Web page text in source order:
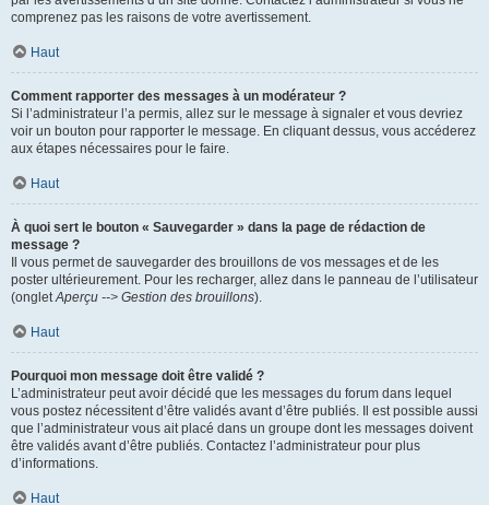
comprenez pas les raisons de votre avertissement.
Haut
Comment rapporter des messages à un modérateur ?
Si l’administrateur l’a permis, allez sur le message à signaler et vous devriez
voir un bouton pour rapporter le message. En cliquant dessus, vous accéderez
aux étapes nécessaires pour le faire.
Haut
À quoi sert le bouton « Sauvegarder » dans la page de rédaction de
message ?
Il vous permet de sauvegarder des brouillons de vos messages et de les
poster ultérieurement. Pour les recharger, allez dans le panneau de l’utilisateur
(ongletAperçu --> Gestion des brouillons).
Haut
Pourquoi mon message doit être validé ?
L’administrateur peut avoir décidé que les messages du forum dans lequel
vous postez nécessitent d’être validés avant d’être publiés. Il est possible aussi
que l’administrateur vous ait placé dans un groupe dont les messages doivent
être validés avant d’être publiés. Contactez l’administrateur pour plus
d’informations.
Haut